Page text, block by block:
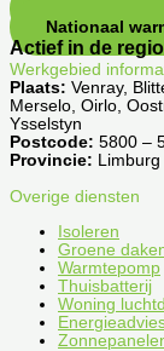
Nationaal
Actief in de regio
Werkgebied
Plaats: Venray,
Merselo, Oirlo,
Ysselstyn
Postcode: 5800 –
Provincie: Limburg
Overige diensten
Isoleren
Groene
Warmtepomp
Thuisbatterij
Woning